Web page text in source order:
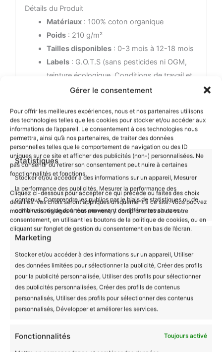
Gérer le consentement
Pour offrir les meilleures expériences, nous et nos partenaires utilisons
des technologies telles que les cookies pour stocker et/ou accéder aux
informations de l’appareil. Le consentement à ces technologies nous
permettra, ainsi qu’à nos partenaires, de traiter des données
personnelles telles que le comportement de navigation ou des ID
uniques sur ce site et afficher des publicités (non-) personnalisées. Ne
pas consentir ou retirer son consentement peut nuire à certaines
fonctionnalités et fonctions.
Cliquez ci-dessous pour accepter ce qui précède ou faites des choix
détaillés. Vos choix seront appliqués uniquement à ce site. Vous pouvez
modifier vos réglages à tout moment, y compris le retrait de votre
consentement, en utilisant les boutons de la politique de cookies, ou en
cliquant sur l’onglet de gestion du consentement en bas de l’écran.
Statistiques
Stocker et/ou accéder à des informations sur un appareil, Mesurer
la performance des publicités, Mesurer la performance des
contenus, Comprendre les publics par le biais de statistiques ou de
combinaisons de données provenant de différentes sources.
Marketing
Stocker et/ou accéder à des informations sur un appareil, Utiliser
des données limitées pour sélectionner la publicité, Créer des profils
pour la publicité personnalisée, Utiliser des profils pour sélectionner
des publicités personnalisées, Créer des profils de contenus
personnalisés, Utiliser des profils pour sélectionner des contenus
personnalisés, Développer et améliorer les services.
Fonctionnalités Toujours activé
Détails du Produit
Matériaux: 100% coton organique
Poids: 210 g/m²
Tailles disponibles: 0-3 mois à 12-18 mois
Labels: G.O.T.S (sans pesticides ni OGM,
teinture écologique, Conditions de travail et
salaires décents pour les paysans et les
Entretien: Lavage en machine à froid (max
30°), ne pas repasser sur le visuel, lavage et
repassage sur l’envers
Un Choix Responsable et Durable
En choisissant notrebody bébéBio Les
Mignonimaux avec motif Fourmi, vous soutenez
une production équitable qui garantit des
conditions de travail décentes pour les
producteurs. Ce vêtement est non seulement
avenir plus durable.
Guide des tailles